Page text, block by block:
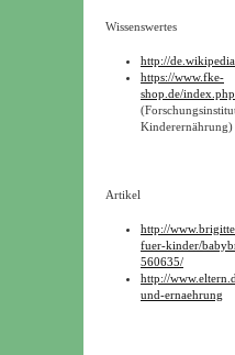
Wissenswertes
http://
https://www.fke-
shop.de/index.php
Kinderernährung)
Artikel
http://
fuer-kinder/
560635/
http://
und-ernaehrung